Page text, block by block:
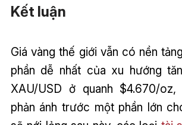
Kết luận
Giá vàng thế giới vẫn có nền
phần dễ nhất của xu hướng
XAU/USD ở quanh $4.670/
phản ánh trước một phần lớn